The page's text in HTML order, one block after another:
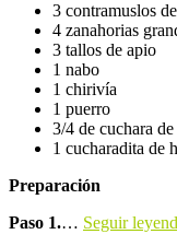
3 contramuslos
4 zanahorias
3 tallos de apio
1 nabo
1 chirivía
1 puerro
3/4 de cuchara de
1 cucharadita de
Preparación
Paso 1.… Seguir